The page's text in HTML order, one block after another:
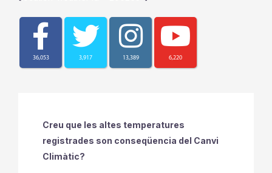
36,053 3,917 13,389 6,220
Creu que les altes temperatures
registrades son conseqüencia del Canvi
Climàtic?